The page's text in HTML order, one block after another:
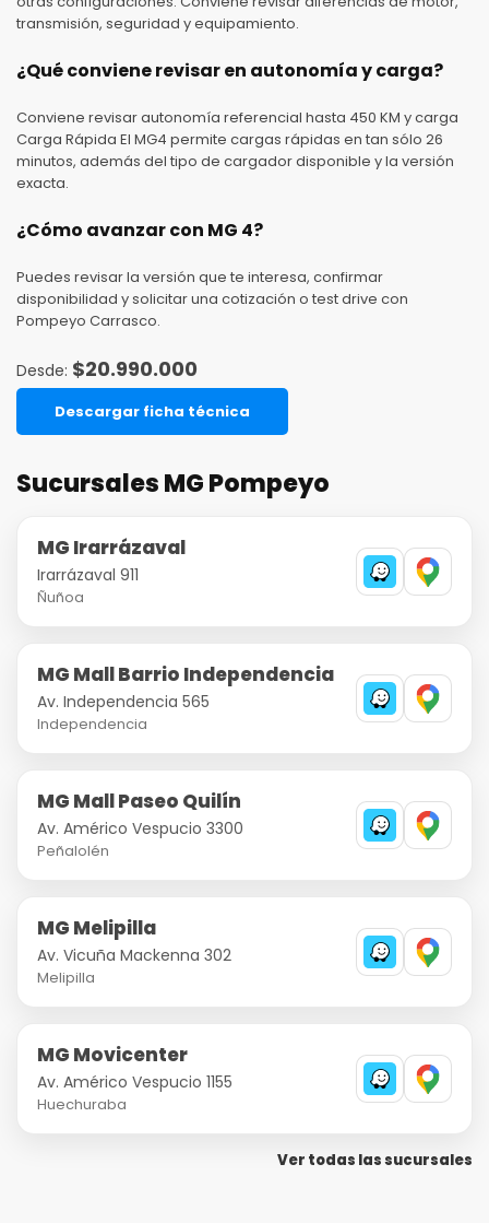
transmisión, seguridad y equipamiento.
¿Qué conviene revisar en autonomía y carga?
Conviene revisar autonomía referencial hasta 450 KM y carga
Carga Rápida El MG4 permite cargas rápidas en tan sólo 26
minutos, además del tipo de cargador disponible y la versión
exacta.
¿Cómo avanzar con MG 4?
Puedes revisar la versión que te interesa, confirmar
disponibilidad y solicitar una cotización o test drive con
Pompeyo Carrasco.
$20.990.000
Descargar ficha técnica
Sucursales MG Pompeyo
MG Irarrázaval
Irarrázaval 911
Ñuñoa
MG Mall Barrio Independencia
Av. Independencia 565
Independencia
MG Mall Paseo Quilín
Av. Américo Vespucio 3300
Peñalolén
MG Melipilla
Av. Vicuña Mackenna 302
Melipilla
MG Movicenter
Av. Américo Vespucio 1155
Huechuraba
Ver todas las sucursales